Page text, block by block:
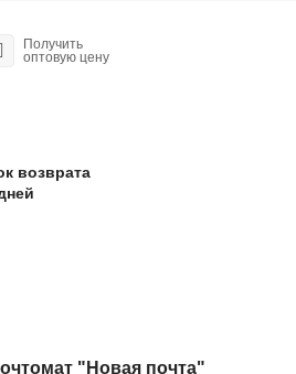
Получить
оптовую цену
возврата
"Новая почта"